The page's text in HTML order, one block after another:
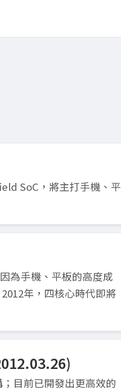
SoC，將主打手機、平
為手機、平板的高度成
年，四核心時代即將
目前已開發出更高效的